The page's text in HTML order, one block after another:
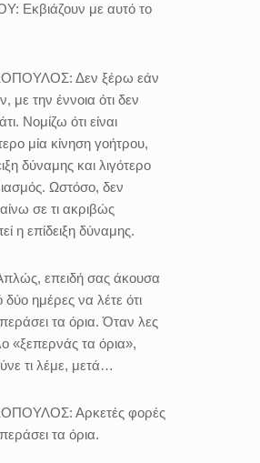
Εκβιάζουν με αυτό το
Δεν ξέρω εάν
με την έννοια ότι δεν
Νομίζω ότι είναι
μία κίνηση γοήτρου,
δύναμης και λιγότερο
Ωστόσο, δεν
σε τι ακριβώς
η επίδειξη δύναμης.
επειδή σας άκουσα
ημέρες να λέτε ότι
τα όρια. Όταν λες
«ξεπερνάς τα όρια»,
τι λέμε, μετά…
Αρκετές φορές
τα όρια.